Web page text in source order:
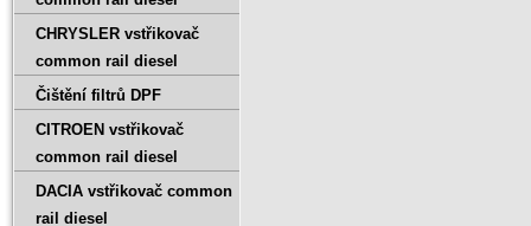
CHRYSLER vstřikovač
common rail diesel
Čištění filtrů DPF
CITROEN vstřikovač
common rail diesel
DACIA vstřikovač common
rail diesel